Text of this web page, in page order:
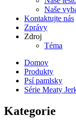
Naše
Kontaktujte nás
Zprávy
Zdroj
Téma
Domov
Produkty
Psí pamlsky
Série Meaty
Kategorie